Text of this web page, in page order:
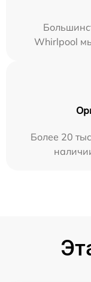
Whirlpool
Более 20